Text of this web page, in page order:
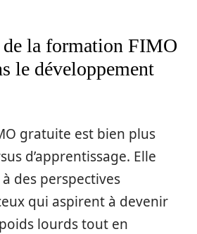
de la formation FIMO
le développement
gratuite est bien plus
d’apprentissage. Elle
des perspectives
qui aspirent à devenir
lourds tout en